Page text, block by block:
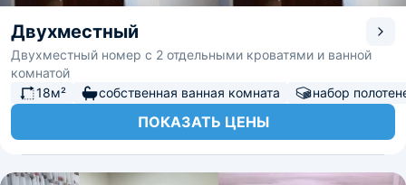
Двухместный
Двухместный номер с 2 отдельными кроватями и ванной
комнатой
18м²
собственная ванная комната набор
ПОКАЗАТЬ ЦЕНЫ